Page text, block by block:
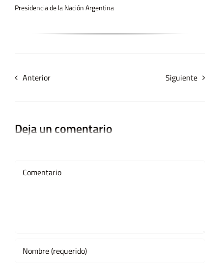
Presidencia de la Nación Argentina
Anterior Siguiente
Deja un comentario